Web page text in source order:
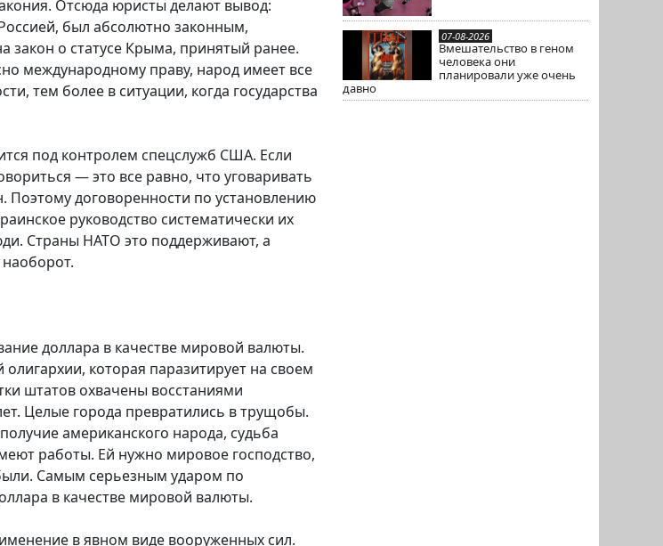
07-08-2026
Вмешательство в геном
человека они
планировали уже очень
давно
Отсюда юристы делают вывод:
был абсолютно законным,
закон о статусе Крыма, принятый ранее.
международному праву, народ имеет все
тем более в ситуации, когда государства
под контролем спецслужб США. Если
— это все равно, что уговаривать
Поэтому договоренности по установлению
руководство систематически их
Страны НАТО это поддерживают, а
доллара в качестве мировой валюты.
которая паразитирует на своем
штатов охвачены восстаниями
Целые города превратились в трущобы.
американского народа, судьба
работы. Ей нужно мировое господство,
Самым серьезным ударом по
в качестве мировой валюты.
в явном виде вооруженных сил.